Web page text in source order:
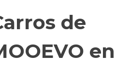
de
en